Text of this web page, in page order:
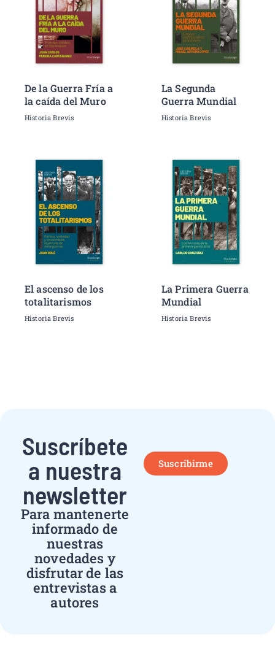
De la Guerra Fría a
la caída del Muro
Historia Brevis
La Segunda
Guerra Mundial
Historia Brevis
El ascenso de los
totalitarismos
Historia Brevis
La Primera Guerra
Mundial
Historia Brevis
Suscríbete
a nuestra
newsletter
Para mantenerte
informado de
nuestras
novedades y
disfrutar de las
entrevistas a
autores
Suscribirme